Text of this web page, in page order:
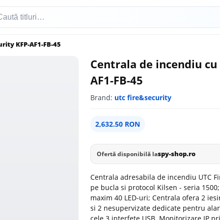
KFP-AF1-FB-45
Centrala de incendiu
AF1-FB-45
Brand: utc fire&security
2,632.50 RON
Ofertă disponibilă laspy-shop.ro
Centrala adresabila de incendiu UTC
pe bucla si protocol Kilsen - seria
maxim 40 LED-uri; Centrala ofera 2
si 2 nesupervizate dedicate pentru